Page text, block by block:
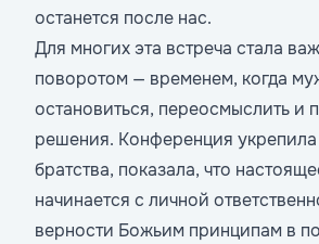
останется после нас.
Для многих эта встреча стала
поворотом — временем, когда
остановиться, переосмыслить и
решения. Конференция укрепила
братства, показала, что
начинается с личной
верности Божьим принципам в